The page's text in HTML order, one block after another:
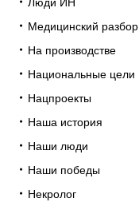
Медицинский разбор
На производстве
Национальные цели
Нацпроекты
Наша история
Наши люди
Наши победы
Некролог